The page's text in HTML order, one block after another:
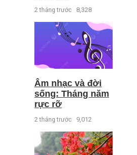
2 tháng trước 8,328
Âm nhạc và đời
sống: Tháng năm
rực rỡ
2 tháng trước 9,012